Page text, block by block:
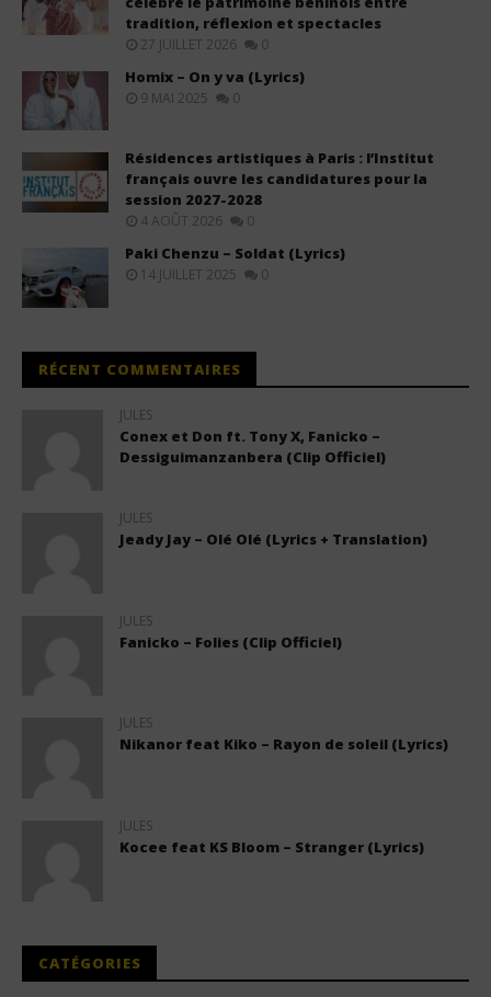
tradition, réflexion et spectacles
27 JUILLET 2026 0
Homix – On y va (Lyrics)
9 MAI 2025 0
Résidences artistiques à Paris : l’Institut
français ouvre les candidatures pour la
session 2027-2028
4 AOÛT 2026 0
Paki Chenzu – Soldat (Lyrics)
14 JUILLET 2025 0
RÉCENT COMMENTAIRES
JULES
Conex et Don ft. Tony X, Fanicko –
Dessiguimanzanbera (Clip Officiel)
JULES
Jeady Jay – Olé Olé (Lyrics + Translation)
JULES
Fanicko – Folies (Clip Officiel)
JULES
Nikanor feat Kiko – Rayon de soleil (Lyrics)
JULES
Kocee feat KS Bloom – Stranger (Lyrics)
CATÉGORIES